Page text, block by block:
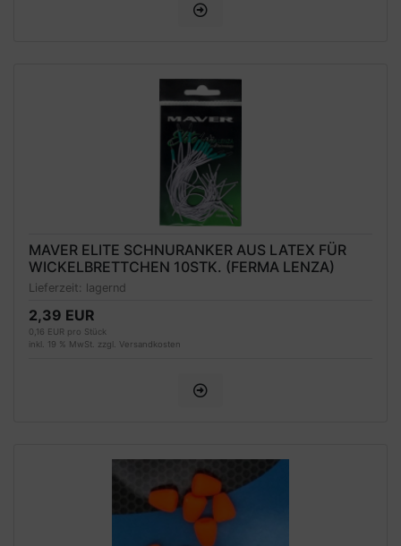
MAVER ELITE SCHNURANKER AUS LATEX FÜR
WICKELBRETTCHEN 10STK. (FERMA LENZA)
Lieferzeit: lagernd
2,39 EUR
0,16 EUR pro Stück
inkl. 19 % MwSt. zzgl. Versandkosten